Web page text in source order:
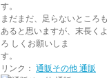
まだまだ、足らないところも
あると思いますが、末長くよ
ろ しくお願いしま
リンク： 通販その他 通販